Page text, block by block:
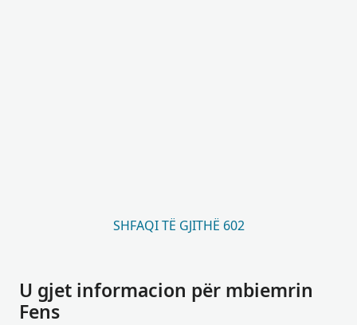
SHFAQI TË GJITHË 602
U gjet informacion për mbiemrin
Fens